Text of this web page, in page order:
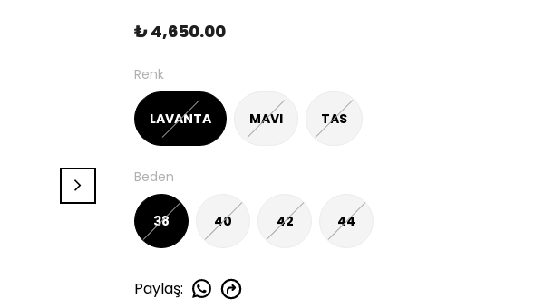
₺ 4,650.00
Renk
LAVANTA MAVI TAS
Beden
38 40 42 44
Paylaş: